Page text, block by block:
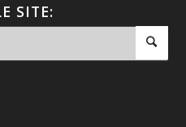
SITE: